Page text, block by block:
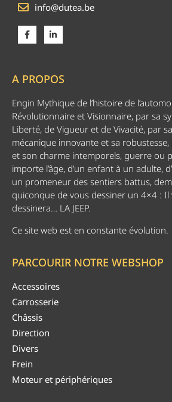
info@dutea.be
A PROPOS
Engin Mythique de l’histoire de
Révolutionnaire et Visionnaire, par sa
Liberté, de Vigueur et de Vivacité, par
mécanique innovante et sa
et son charme intemporels, guerre ou
importe l’âge, d’un enfant à un adulte,
un promeneur des sentiers battus,
quiconque de vous dessiner un 4×4 : Il
dessinera… LA JEEP.
Ce site web est en constante évolution.
PARCOURIR NOTRE WEBSHOP
Accessoires
Carrosserie
Châssis
Direction
Divers
Frein
Moteur et périphériques